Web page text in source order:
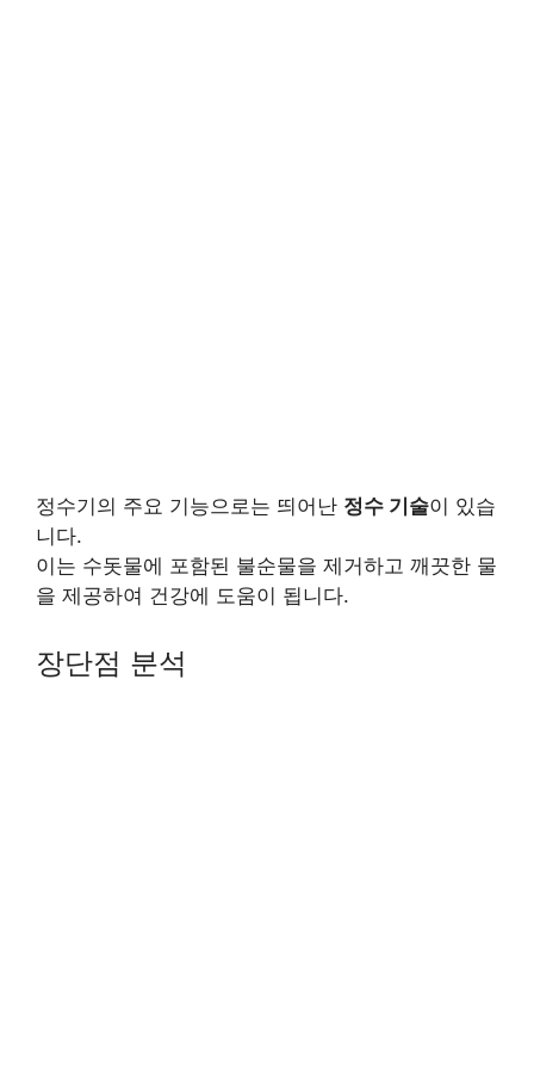
정수기의 주요 기능으로는 띄어난 정수 기술이 있습
니다.
이는 수돗물에 포함된 불순물을 제거하고 깨끗한 물
을 제공하여 건강에 도움이 됩니다.
장단점 분석